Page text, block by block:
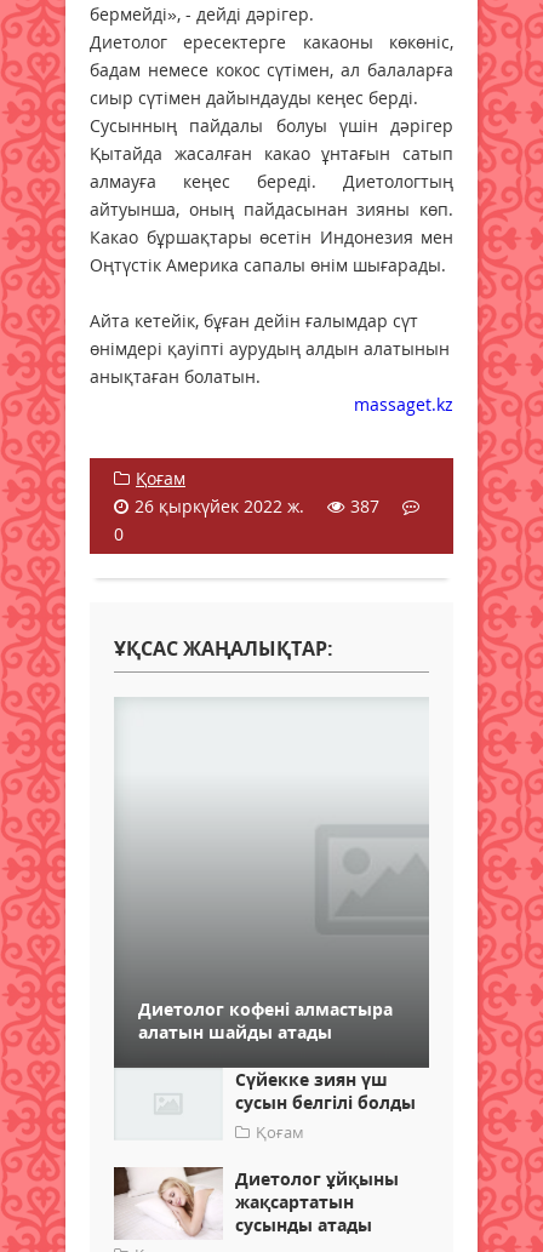
бермейді», - дейді дәрігер.
Диетолог ересектерге какаоны көкөніс,
бадам немесе кокос сүтімен, ал балаларға
сиыр сүтімен дайындауды кеңес берді.
Сусынның пайдалы болуы үшін дәрігер
Қытайда жасалған какао ұнтағын сатып
алмауға кеңес береді. Диетологтың
айтуынша, оның пайдасынан зияны көп.
Какао бұршақтары өсетін Индонезия мен
Оңтүстік Америка сапалы өнім шығарады.
Айта кетейік, бұған дейін ғалымдар сүт
өнімдері қауіпті аурудың алдын алатынын
анықтаған болатын.
massaget.kz
Қоғам
26 қыркүйек 2022 ж.
387
0
ҰҚСАС ЖАҢАЛЫҚТАР:
Диетолог кофені алмастыра
алатын шайды атады
Сүйекке зиян үш
сусын белгілі болды
Қоғам
Диетолог ұйқыны
жақсартатын
сусынды атады